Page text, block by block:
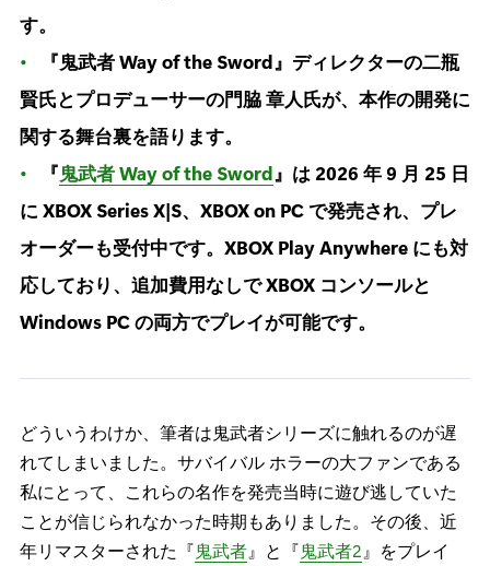
す。
『鬼武者 Way of the Sword』ディレクターの二瓶
賢氏とプロデューサーの門脇 章人氏が、本作の開発に
関する舞台裏を語ります。
『鬼武者 Way of the Sword 』は 2026 年 9 月 25 日
に XBOX Series X|S、XBOX on PC で発売され、プレ
オーダーも受付中です。XBOX Play Anywhere にも対
応しており、追加費用なしで XBOX コンソールと
Windows PC の両方でプレイが可能です。
どういうわけか、筆者は鬼武者シリーズに触れるのが遅
れてしまいました。サバイバル ホラーの大ファンである
私にとって、これらの名作を発売当時に遊び逃していた
ことが信じられなかった時期もありました。その後、近
年リマスターされた『鬼武者』と『鬼武者2 』をプレイ